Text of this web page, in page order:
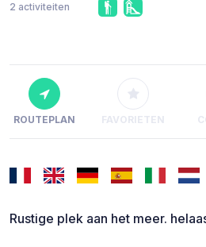
2 activiteiten
ROUTEPLAN FAVORIETEN
Rustige plek aan het meer.